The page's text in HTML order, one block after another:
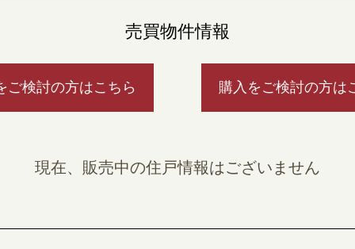
売買物件情報
ご検討の方はこちら 購入をご検討の方は
現在、販売中の住戸情報はございません